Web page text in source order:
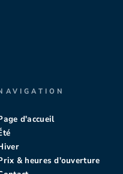
d'accueil
& heures d'ouverture